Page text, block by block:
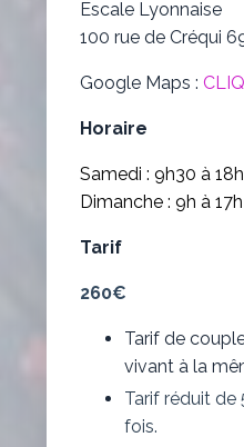
Escale Lyonnaise
100 rue de Créqui
Google Maps :
Horaire
Samedi : 9h30 à 18h
Dimanche : 9h à 17h
Tarif
260€
Tarif de
vivant à la
Tarif réduit de
fois.